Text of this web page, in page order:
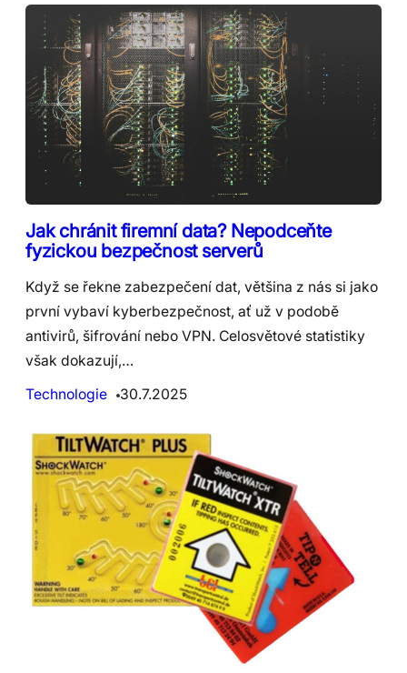
Jak chránit firemní data? Nepodceňte
fyzickou bezpečnost serverů
Když se řekne zabezpečení dat, většina z nás si jako
první vybaví kyberbezpečnost, ať už v podobě
antivirů, šifrování nebo VPN. Celosvětové statistiky
však dokazují,…
Technologie
30.7.2025